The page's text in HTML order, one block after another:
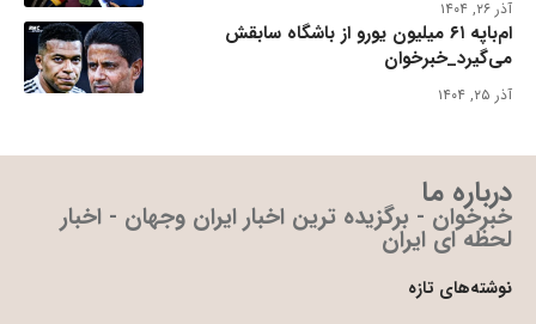
آذر ۲۶, ۱۴۰۴
ام‌باپه ۶۱ میلیون یورو از باشگاه سابقش
می‌گیرد_خبرخوان
آذر ۲۵, ۱۴۰۴
درباره ما
خبرخوان - برگزیده ترین اخبار ایران وجهان - اخبار
لحظه ای ایران
نوشته‌های تازه